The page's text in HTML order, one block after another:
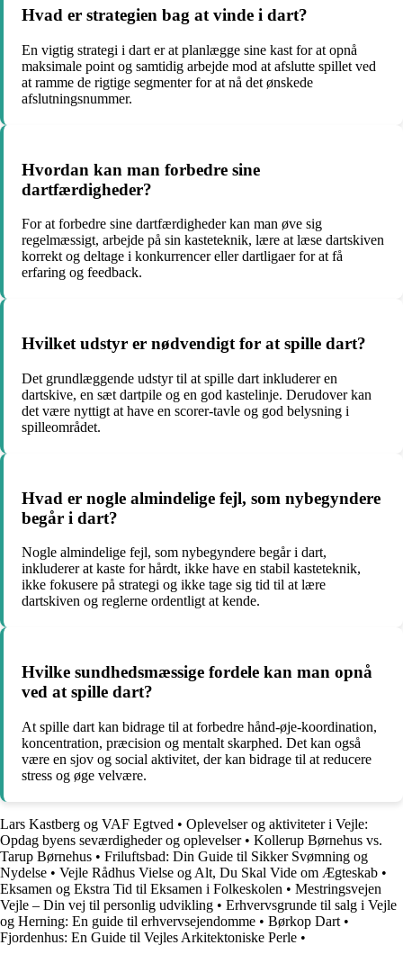
Hvad er strategien bag at vinde i dart?
En vigtig strategi i dart er at planlægge sine kast for at opnå
maksimale point og samtidig arbejde mod at afslutte spillet ved
at ramme de rigtige segmenter for at nå det ønskede
afslutningsnummer.
Hvordan kan man forbedre sine
dartfærdigheder?
For at forbedre sine dartfærdigheder kan man øve sig
regelmæssigt, arbejde på sin kasteteknik, lære at læse dartskiven
korrekt og deltage i konkurrencer eller dartligaer for at få
erfaring og feedback.
Hvilket udstyr er nødvendigt for at spille dart?
Det grundlæggende udstyr til at spille dart inkluderer en
dartskive, en sæt dartpile og en god kastelinje. Derudover kan
det være nyttigt at have en scorer-tavle og god belysning i
spilleområdet.
Hvad er nogle almindelige fejl, som nybegyndere
begår i dart?
Nogle almindelige fejl, som nybegyndere begår i dart,
inkluderer at kaste for hårdt, ikke have en stabil kasteteknik,
ikke fokusere på strategi og ikke tage sig tid til at lære
dartskiven og reglerne ordentligt at kende.
Hvilke sundhedsmæssige fordele kan man opnå
ved at spille dart?
At spille dart kan bidrage til at forbedre hånd-øje-koordination,
koncentration, præcision og mentalt skarphed. Det kan også
være en sjov og social aktivitet, der kan bidrage til at reducere
stress og øge velvære.
Lars Kastberg og VAF Egtved • Oplevelser og aktiviteter i Vejle:
Opdag byens seværdigheder og oplevelser• Kollerup Børnehus vs.
Tarup Børnehus • Friluftsbad: Din Guide til Sikker Svømning og
Nydelse • Vejle Rådhus Vielse og Alt, Du Skal Vide om Ægteskab •
Eksamen og Ekstra Tid til Eksamen i Folkeskolen • Mestringsvejen
Vejle – Din vej til personlig udvikling • Erhvervsgrunde til salg i Vejle
og Herning: En guide til erhvervsejendomme • Børkop Dart •
Fjordenhus: En Guide til Vejles Arkitektoniske Perle •